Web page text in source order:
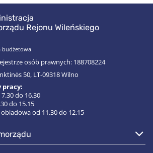
Rejonu Wileńskiego
budżetowa
osób prawnych: 188708224
50, LT-09318 Wilno
pracy:
do 16.30
do 15.15
od 11.30 do 12.15